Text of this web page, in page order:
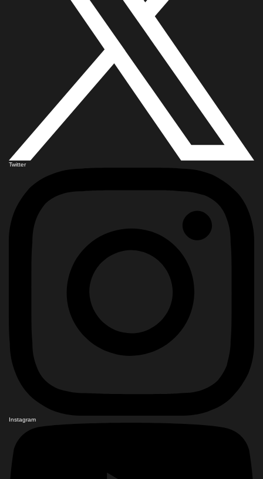
Twitter
Instagram